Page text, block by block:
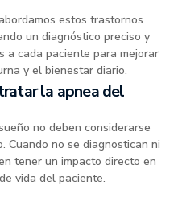
estos trastornos
un diagnóstico preciso y
a cada paciente para mejorar
y el bienestar diario.
la apnea del
no deben considerarse
Cuando no se diagnostican ni
tener un impacto directo en
vida del paciente.